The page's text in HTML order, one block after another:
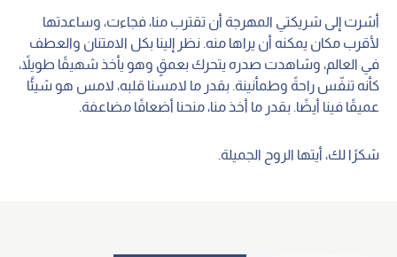
أشرت إلى شريكتي المهرجة أن تقترب منا، فجاءت، وساعدتها
لأقرب مكان يمكنه أن يراها منه. نظر إلينا بكل الامتنان والعطف
في العالم، وشاهدت صدره يتحرك بعمقٍ وهو يأخذ شهيقًا طويلاً،
كأنه تنفّس راحةً وطمأنينة. بقدر ما لامسنا قلبه، لامس هو شيئًا
عميقًا فينا أيضًا. بقدر ما أخذ منا، منحنا أضعافًا مضاعفة.
شكرًا لك، أيتها الروح الجميلة.